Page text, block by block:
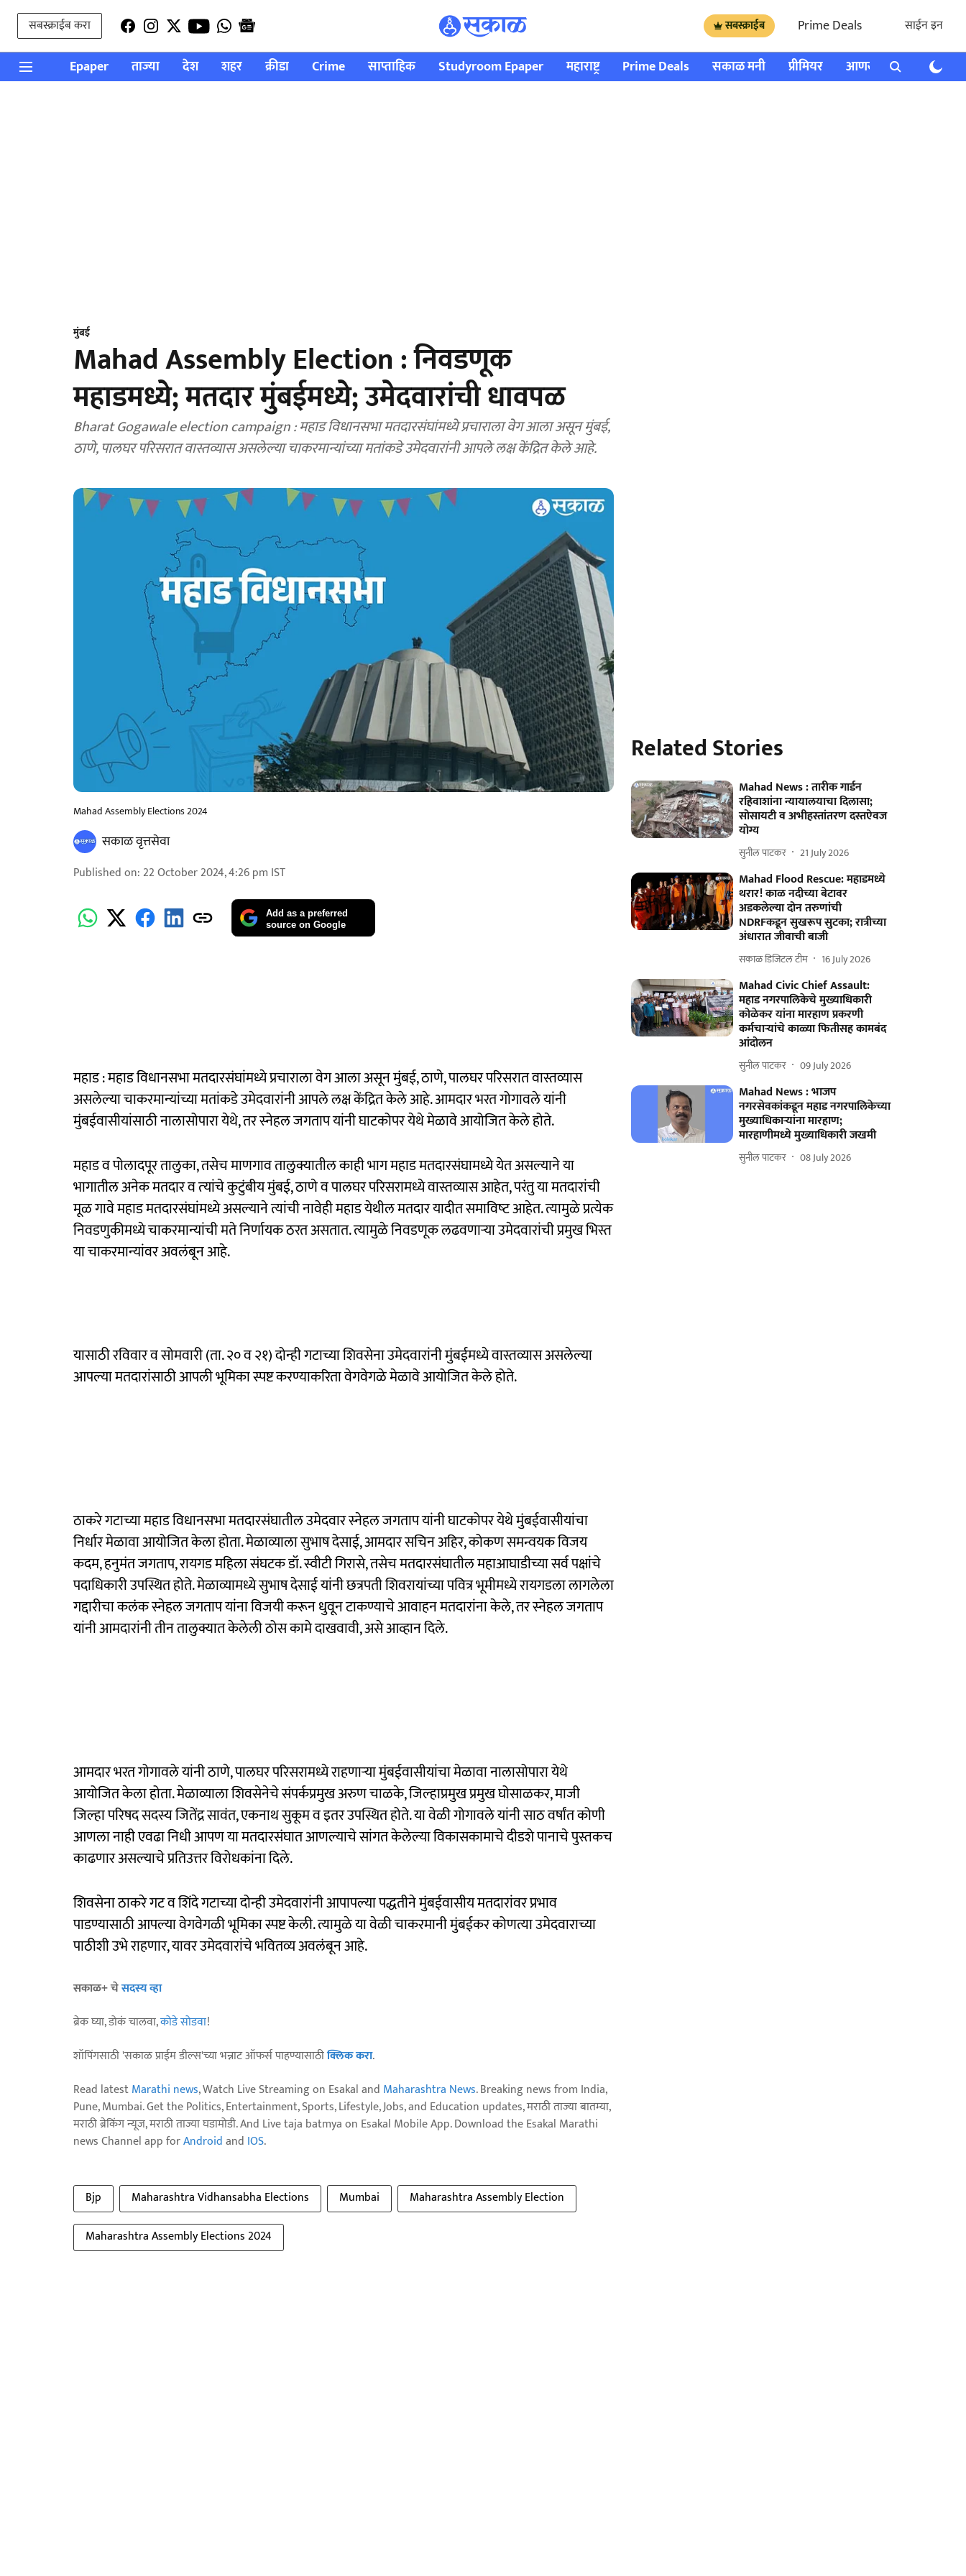
सबस्क्राईब करा सबस्क्राईब Prime Deals साईन इन
Epaper ताज्या देश शहर क्रीडा Crime साप्ताहिक Studyroom Epaper महाराष्ट्र Prime Deals सकाळ मनी प्रीमियर आणखी राशी भविष्य
मुंबई
Mahad Assembly Election : निवडणूक
महाडमध्ये; मतदार मुंबईमध्ये; उमेदवारांची धावपळ
Bharat Gogawale election campaign : महाड विधानसभा मतदारसंघांमध्ये प्रचाराला वेग आला असून मुंबई,
ठाणे, पालघर परिसरात वास्तव्यास असलेल्या चाकरमान्यांच्या मतांकडे उमेदवारांनी आपले लक्ष केंद्रित केले आहे.
Mahad Assembly Elections 2024
सकाळ वृत्तसेवा
Published on: 22 October 2024, 4:26 pm IST
Add as a preferred
source on Google
महाड : महाड विधानसभा मतदारसंघांमध्ये प्रचाराला वेग आला असून मुंबई, ठाणे, पालघर परिसरात वास्तव्यास
असलेल्या चाकरमान्यांच्या मतांकडे उमेदवारांनी आपले लक्ष केंद्रित केले आहे. आमदार भरत गोगावले यांनी
मुंबईवासीयांसाठी नालासोपारा येथे, तर स्नेहल जगताप यांनी घाटकोपर येथे मेळावे आयोजित केले होते.
महाड व पोलादपूर तालुका, तसेच माणगाव तालुक्यातील काही भाग महाड मतदारसंघामध्ये येत असल्याने या
भागातील अनेक मतदार व त्‍यांचे कुटुंबीय मुंबई, ठाणे व पालघर परिसरामध्ये वास्तव्यास आहेत, परंतु या मतदारांची
मूळ गावे महाड मतदारसंघांमध्ये असल्याने त्यांची नावेही महाड येथील मतदार यादीत समाविष्‍ट आहेत. त्यामुळे प्रत्येक
निवडणुकीमध्ये चाकरमान्यांची मते निर्णायक ठरत असतात. त्यामुळे निवडणूक लढवणाऱ्या उमेदवारांची प्रमुख भिस्त
या चाकरमान्यांवर अवलंबून आहे.
यासाठी रविवार व सोमवारी (ता. २० व २१) दोन्ही गटाच्या शिवसेना उमेदवारांनी मुंबईमध्ये वास्तव्यास असलेल्या
आपल्या मतदारांसाठी आपली भूमिका स्पष्ट करण्याकरिता वेगवेगळे मेळावे आयोजित केले होते.
ठाकरे गटाच्या महाड विधानसभा मतदारसंघातील उमेदवार स्नेहल जगताप यांनी घाटकोपर येथे मुंबईवासीयांचा
निर्धार मेळावा आयोजित केला होता. मेळाव्याला सुभाष देसाई, आमदार सचिन अहिर, कोकण समन्वयक विजय
कदम, हनुमंत जगताप, रायगड महिला संघटक डॉ. स्वीटी गिरासे, तसेच मतदारसंघातील महाआघाडीच्या सर्व पक्षांचे
पदाधिकारी उपस्थित होते. मेळाव्यामध्ये सुभाष देसाई यांनी छत्रपती शिवरायांच्या पवित्र भूमीमध्ये रायगडला लागलेला
गद्दारीचा कलंक स्नेहल जगताप यांना विजयी करून धुवून टाकण्याचे आवाहन मतदारांना केले, तर स्नेहल जगताप
यांनी आमदारांनी तीन तालुक्यात केलेली ठोस कामे दाखवावी, असे आव्हान दिले.
आमदार भरत गोगावले यांनी ठाणे, पालघर परिसरामध्ये राहणाऱ्या मुंबईवासीयांचा मेळावा नालासोपारा येथे
आयोजित केला होता. मेळाव्याला शिवसेनेचे संपर्कप्रमुख अरुण चाळके, जिल्हाप्रमुख प्रमुख घोसाळकर, माजी
जिल्हा परिषद सदस्य जितेंद्र सावंत, एकनाथ सुकूम व इतर उपस्थित होते. या वेळी गोगावले यांनी साठ वर्षांत कोणी
आणला नाही एवढा निधी आपण या मतदारसंघात आणल्याचे सांगत केलेल्या विकासकामाचे दीडशे पानाचे पुस्तकच
काढणार असल्‍याचे प्रतिउत्तर विरोधकांना दिले.
शिवसेना ठाकरे गट व शिंदे गटाच्या दोन्ही उमेदवारांनी आपापल्या पद्धतीने मुंबईवासीय मतदारांवर प्रभाव
पाडण्यासाठी आपल्‍या वेगवेगळी भूमिका स्पष्ट केली. त्यामुळे या वेळी चाकरमानी मुंबईकर कोणत्या उमेदवाराच्या
पाठीशी उभे राहणार, यावर उमेदवारांचे भवितव्य अवलंबून आहे.
सकाळ+ चेसदस्य व्हा
ब्रेक घ्या, डोकं चालवा,कोडे सोडवा!
शॉपिंगसाठी 'सकाळ प्राईम डील्स'च्या भन्नाट ऑफर्स पाहण्यासाठीक्लिक करा.
Read latestMarathi news, Watch Live Streaming on Esakal and Maharashtra News. Breaking news from India,
Pune, Mumbai. Get the Politics, Entertainment, Sports, Lifestyle, Jobs, and Education updates, मराठी ताज्या बातम्या,
मराठी ब्रेकिंग न्यूज, मराठी ताज्या घडामोडी. And Live taja batmya on Esakal Mobile App. Download the Esakal Marathi
news Channel app forAndroidand IOS.
Bjp Maharashtra Vidhansabha Elections Mumbai
Maharashtra Assembly Election
Maharashtra Assembly Elections 2024
Related Stories
Mahad News : तारीक गार्डन
रहिवाशांना न्यायालयाचा दिलासा;
सोसायटी व अभीहस्तांतरण दस्तऐवज
योग्य
सुनील पाटकर 21 July 2026
Mahad Flood Rescue: महाडमध्ये
थरार! काळ नदीच्या बेटावर
अडकलेल्या दोन तरुणांची
NDRFकडून सुखरूप सुटका; रात्रीच्या
अंधारात जीवाची बाजी
सकाळ डिजिटल टीम 16 July 2026
Mahad Civic Chief Assault:
महाड नगरपालिकेचे मुख्याधिकारी
कोळेकर यांना मारहाण प्रकरणी
कर्मचाऱ्यांचे काळ्या फितीसह कामबंद
आंदोलन
सुनील पाटकर 09 July 2026
Mahad News : भाजप
नगरसेवकांकडून महाड नगरपालिकेच्या
मुख्याधिकाऱ्यांना मारहाण;
मारहाणीमध्ये मुख्याधिकारी जखमी
सुनील पाटकर 08 July 2026